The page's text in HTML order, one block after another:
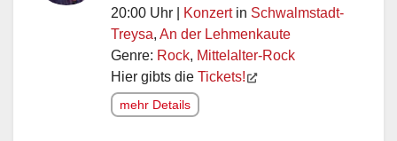
20:00 Uhr | Konzertin Schwalmstadt-
Treysa, An der Lehmenkaute
Genre: Rock, Mittelalter-Rock
Hier gibts die Tickets!
mehr Details